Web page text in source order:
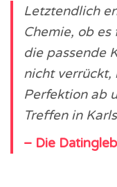
Letztendlich
Chemie, ob
die passende
nicht verrückt,
Perfektion ab
Treffen in
– Die